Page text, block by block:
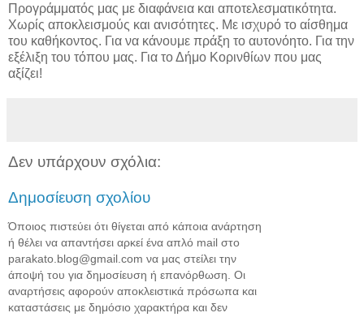
Προγράμματός μας με διαφάνεια και αποτελεσματικότητα.
Χωρίς αποκλεισμούς και ανισότητες. Με ισχυρό το αίσθημα
του καθήκοντος. Για να κάνουμε πράξη το αυτονόητο. Για την
εξέλιξη του τόπου μας. Για το Δήμο Κορινθίων που μας
αξίζει!
Δεν υπάρχουν σχόλια:
Δημοσίευση σχολίου
Όποιος πιστεύει ότι θίγεται από κάποια ανάρτηση
ή θέλει να απαντήσει αρκεί ένα απλό mail στο
parakato.blog@gmail.com να μας στείλει την
άποψή του για δημοσίευση ή επανόρθωση. Οι
αναρτήσεις αφορούν αποκλειστικά πρόσωπα και
καταστάσεις με δημόσιο χαρακτήρα και δεν